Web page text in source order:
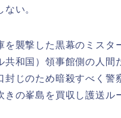
い。
を襲撃した黒幕のミスタ
共和国）領事館側の人間
封じのため暗殺すべく警
きの峯島を買収し護送ル